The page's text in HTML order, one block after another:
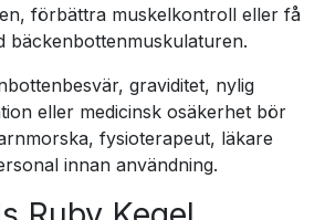
förbättra muskelkontroll eller få
bäckenbottenmuskulaturen.
graviditet, nylig
eller medicinsk osäkerhet bör
fysioterapeut, läkare
innan användning.